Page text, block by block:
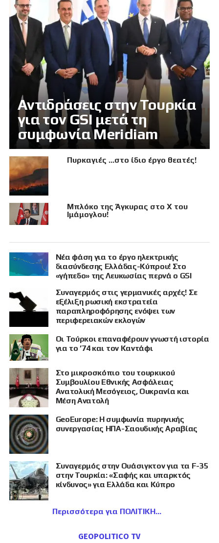
Αντιδράσεις στην Τουρκία
για τον GSI μετά τη
συμφωνία Meridiam
Πυρκαγιές …στο ίδιο έργο θεατές!
Μπλόκο της Άγκυρας στο X του
Ιμάμογλου!
Νέα φάση για το έργο ηλεκτρικής
διασύνδεσης Ελλάδας-Κύπρου! Στο
«γήπεδο» της Λευκωσίας περνά ο GSI
Συναγερμός στις γερμανικές αρχές! Σε
εξέλιξη ρωσική εκστρατεία
παραπληροφόρησης ενόψει των
περιφερειακών εκλογών
Οι Τούρκοι επαναφέρουν γνωστή ιστορία
για το ’74 και τον Καντάφι
Στο μικροσκόπιο του τουρκικού
Συμβουλίου Εθνικής Ασφάλειας
Ανατολική Μεσόγειος, Ουκρανία και
Μέση Ανατολή
GeoEurope: Η συμφωνία πυρηνικής
συνεργασίας ΗΠΑ-Σαουδικής Αραβίας
Συναγερμός στην Ουάσιγκτον για τα F-35
στην Τουρκία: «Σαφής και υπαρκτός
κίνδυνος» για Ελλάδα και Κύπρο
Περισσότερα για ΠΟΛΙΤΙΚΗ
GEOPOLITICO TV